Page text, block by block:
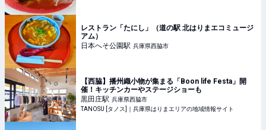
レストラン「たにし」（道の駅 北はりまエコミュージ
アム）
日本へそ公園駅 兵庫県西脇市
【西脇】播州織小物が集まる「Boon life Festa」開
催！キッチンカーやステージショーも
黒田庄駅 兵庫県西脇市
TANOSU [タノス]｜兵庫県はりまエリアの地域情報サイト